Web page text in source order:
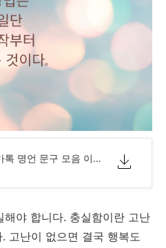
4 짧고 좋은 글귀 카톡 명언 문구 모음 이미지.png
야 합니다. 충실함이란 고난
고난이 없으면 결국 행복도